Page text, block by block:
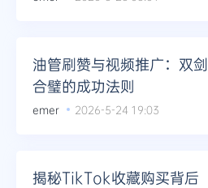
油管刷赞与视频推广：双剑
合璧的成功法则
emer 2026-5-24 19:03
揭秘TikTok收藏购买背后